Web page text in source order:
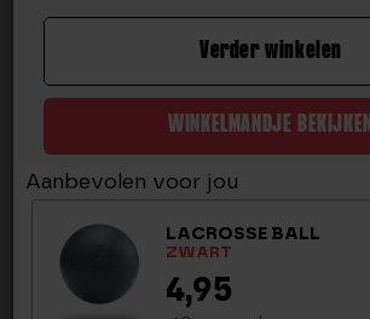
Verder winkelen
WINKELMANDJE BEKIJKEN
Aanbevolen voor jou
LACROSSE BALL
ZWART
4,95
gebaseerd
(29reviews)